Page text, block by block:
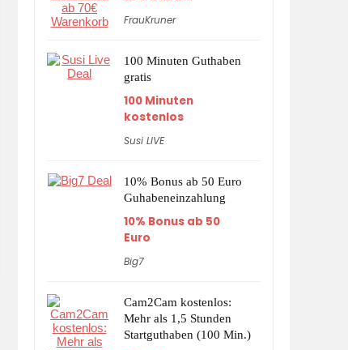
FrauKruner
100 Minuten Guthaben
gratis
100 Minuten
kostenlos
Susi LIVE
10% Bonus ab 50 Euro
Guhabeneinzahlung
10% Bonus ab 50
Euro
Big7
Cam2Cam kostenlos:
Mehr als 1,5 Stunden
Startguthaben (100 Min.)